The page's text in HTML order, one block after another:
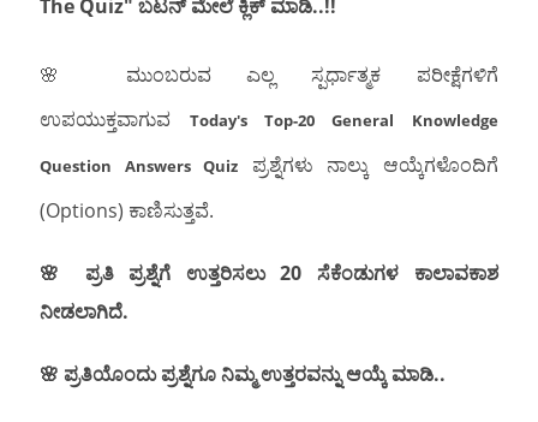
The Quiz" ಬಟನ್ ಮೇಲೆ ಕ್ಲಿಕ್ ಮಾಡಿ..!!
🌸 ಮುಂಬರುವ ಎಲ್ಲ ಸ್ಪರ್ಧಾತ್ಮಕ ಪರೀಕ್ಷೆಗಳಿಗೆ
ಉಪಯುಕ್ತವಾಗುವ
Today's Top-20 General Knowledge
Question Answers Quiz
ಪ್ರಶ್ನೆಗಳು ನಾಲ್ಕು ಆಯ್ಕೆಗಳೊಂದಿಗೆ
(Options) ಕಾಣಿಸುತ್ತವೆ.
🌸 ಪ್ರತಿ ಪ್ರಶ್ನೆಗೆ ಉತ್ತರಿಸಲು 20 ಸೆಕೆಂಡುಗಳ ಕಾಲಾವಕಾಶ
ನೀಡಲಾಗಿದೆ.
🌸 ಪ್ರತಿಯೊಂದು ಪ್ರಶ್ನೆಗೂ ನಿಮ್ಮ ಉತ್ತರವನ್ನು ಆಯ್ಕೆ ಮಾಡಿ..